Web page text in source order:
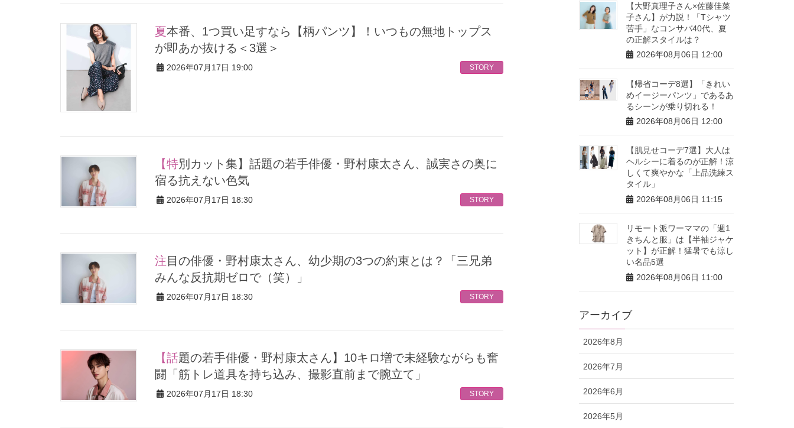
夏本番、1つ買い足すなら【柄パンツ】！いつもの無地トップス
が即あか抜ける＜3選＞
2026年07月17日 19:00 STORY
【特別カット集】話題の若手俳優・野村康太さん、誠実さの奥に
宿る抗えない色気
2026年07月17日 18:30 STORY
注目の俳優・野村康太さん、幼少期の3つの約束とは？「三兄弟
みんな反抗期ゼロで（笑）」
2026年07月17日 18:30 STORY
【話題の若手俳優・野村康太さん】10キロ増で未経験ながらも奮
闘「筋トレ道具を持ち込み、撮影直前まで腕立て」
2026年07月17日 18:30 STORY
【大野真理子さん×佐藤佳菜
子さん】が力説！「Tシャツ
苦手」なコンサバ40代、夏
の正解スタイルは？
2026年08月06日 12:00
【帰省コーデ8選】「きれい
めイージーパンツ」であるあ
るシーンが乗り切れる！
2026年08月06日 12:00
【肌見せコーデ7選】大人は
ヘルシーに着るのが正解！涼
しくて爽やかな「上品洗練ス
タイル」
2026年08月06日 11:15
リモート派ワーママの「週1
きちんと服」は【半袖ジャケ
ット】が正解！猛暑でも涼し
い名品5選
2026年08月06日 11:00
アーカイブ
2026年8月
2026年7月
2026年6月
2026年5月